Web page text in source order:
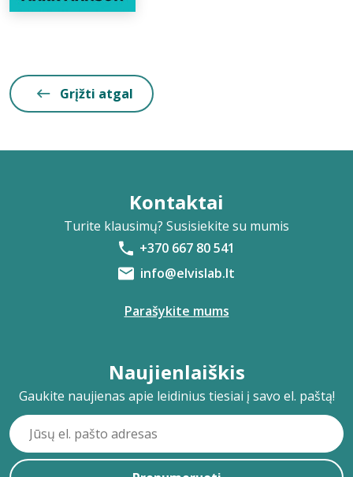
Grįžti atgal
Kontaktai
Turite klausimų? Susisiekite su mumis
+370 667 80 541
info@elvislab.lt
Parašykite mums
Naujienlaiškis
Gaukite naujienas apie leidinius tiesiai į savo el. paštą!